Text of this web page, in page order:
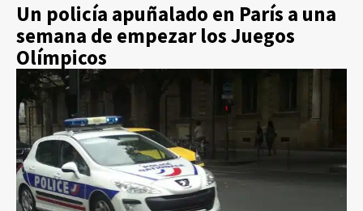
Un policía apuñalado en París a una
semana de empezar los Juegos
Olímpicos